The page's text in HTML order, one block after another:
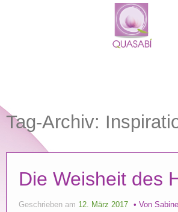
YOGA
Tag-Archiv:
Die Weisheit des
Geschrieben am 12. März 2017 Von